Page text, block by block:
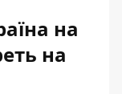
на
на